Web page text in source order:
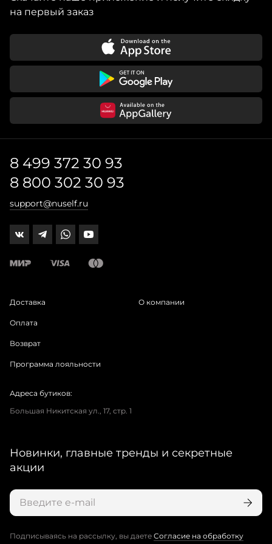
на первый заказ
8 499 372 30 93
8 800 302 30 93
support@nuself.ru
Доставка
Оплата
Возврат
Программа лояльности
О компании
Адреса бутиков:
Большая Никитская ул., 17, стр. 1
Новинки, главные тренды и секретные
акции
Подписываясь на рассылку, вы даете Согласие на обработку